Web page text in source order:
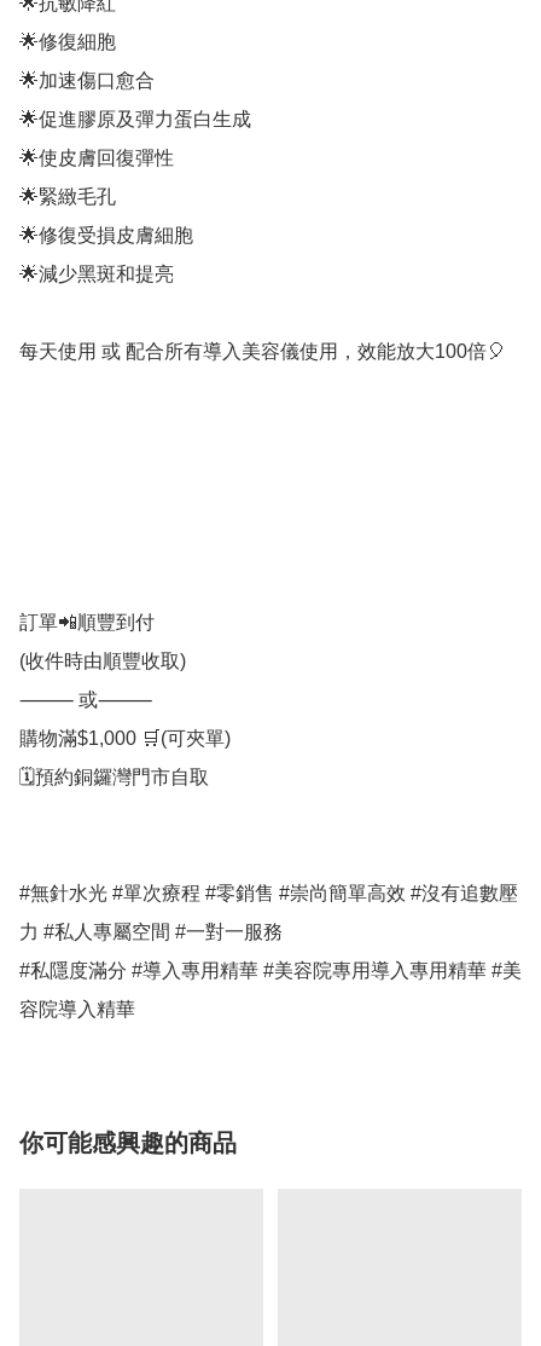
🌟修復細胞
🌟加速傷口愈合
🌟促進膠原及彈力蛋白生成
🌟使皮膚回復彈性
🌟緊緻毛孔
🌟修復受損皮膚細胞
🌟減少黑斑和提亮
每天使用 或 配合所有導入美容儀使用，效能放大100倍🎈
訂單📲順豐到付
(收件時由順豐收取)
⸻ 或⸻
購物滿$1,000 🛒(可夾單)
🗓️預約銅鑼灣門市自取
#無針水光 #單次療程 #零銷售 #崇尚簡單高效 #沒有追數壓
力 #私人專屬空間 #一對一服務
#私隱度滿分 #導入專用精華 #美容院專用導入專用精華 #美
容院導入精華
你可能感興趣的商品